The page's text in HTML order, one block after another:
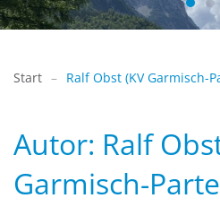
Start Ralf Obst (KV Garmisch-
Autor: Ralf
Garmisch-